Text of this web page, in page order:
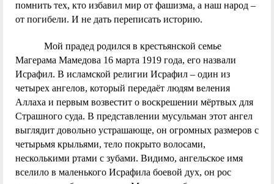
помнить тех, кто избавил мир от фашизма, а наш народ –
от погибели. И не дать переписать историю.
Мой прадед родился в крестьянской семье
Магерама Мамедова 16 марта 1919 года, его назвали
Исрафил. В исламской религии Исрафил – один из
четырех ангелов, который передаёт людям веления
Аллаха и первым возвестит о воскрешении мёртвых для
Страшного суда. В представлении мусульман этот ангел
выглядит довольно устрашающе, он огромных размеров с
четырьмя крыльями, тело покрыто волосами,
несколькими ртами с зубами. Видимо, ангельское имя
вселило в маленького Исрафила боевой дух, он рос